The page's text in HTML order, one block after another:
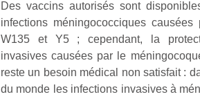
Des vaccins autorisés sont
infections méningococciques
W135 et Y5 ; cependant, la
invasives causées par le
reste un besoin médical non satisfait :
du monde les infections invasives à